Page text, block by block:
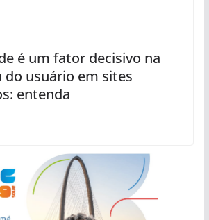
é um fator decisivo na
do usuário em sites
entenda